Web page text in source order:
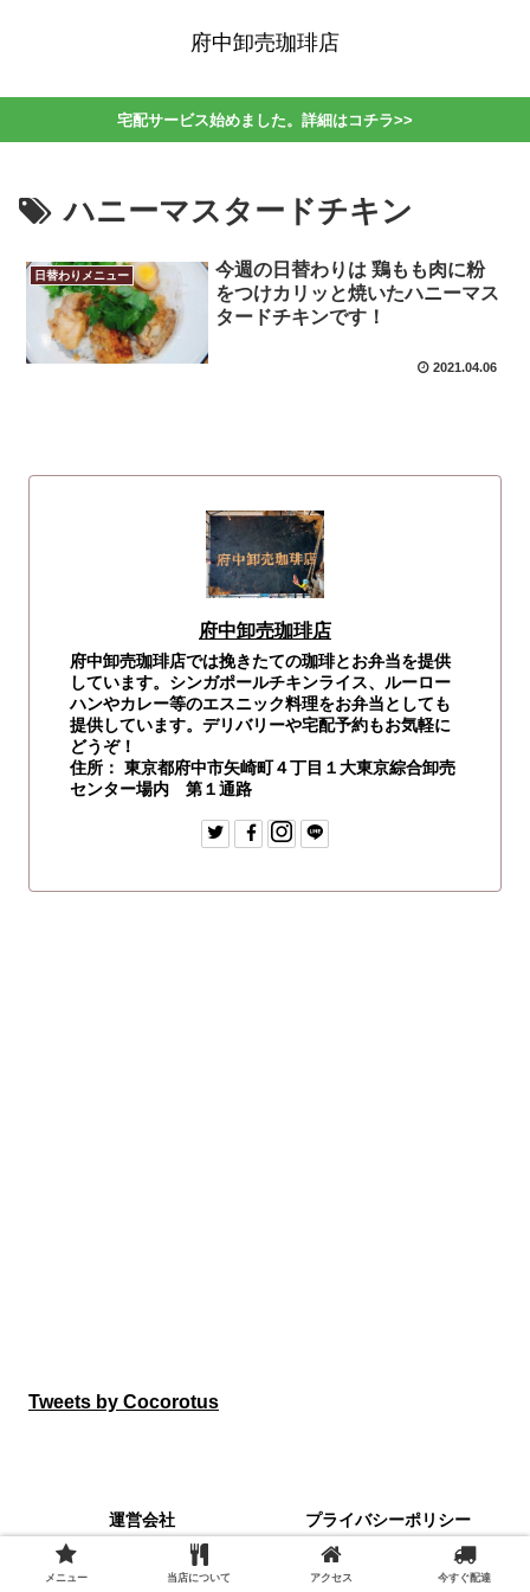
府中卸売珈琲店
宅配サービス始めました。詳細はコチラ>>
ハニーマスタードチキン
日替わりメニュー
今週の日替わりは 鶏もも肉に粉
をつけカリッと焼いたハニーマス
タードチキンです！
2021.04.06
府中卸売珈琲店
府中卸売珈琲店では挽きたての珈琲とお弁当を提供
しています。シンガポールチキンライス、ルーロー
ハンやカレー等のエスニック料理をお弁当としても
提供しています。デリバリーや宅配予約もお気軽に
どうぞ！
住所： 東京都府中市矢崎町４丁目１大東京綜合卸売
センター場内 第１通路
Tweets by Cocorotus
運営会社 プライバシーポリシー
© 2014 府中卸売珈琲店.
メニュー 当店について アクセス 今すぐ配達